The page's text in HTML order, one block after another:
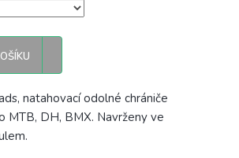
natahovací odolné chrániče
MTB, DH, BMX. Navrženy ve